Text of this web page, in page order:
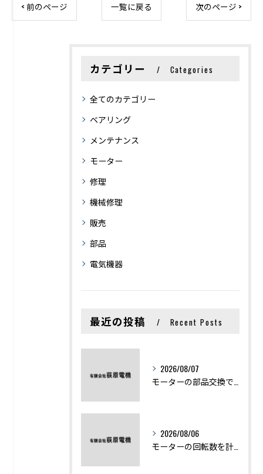
< 前のページ 一覧に戻る 次のページ >
カテゴリー Categories
全てのカテゴリー
ベアリング
メンテナンス
モーター
修理
機械修理
販売
部品
電気機器
最近の投稿 Recent Posts
2026/08/07
2026/08/06